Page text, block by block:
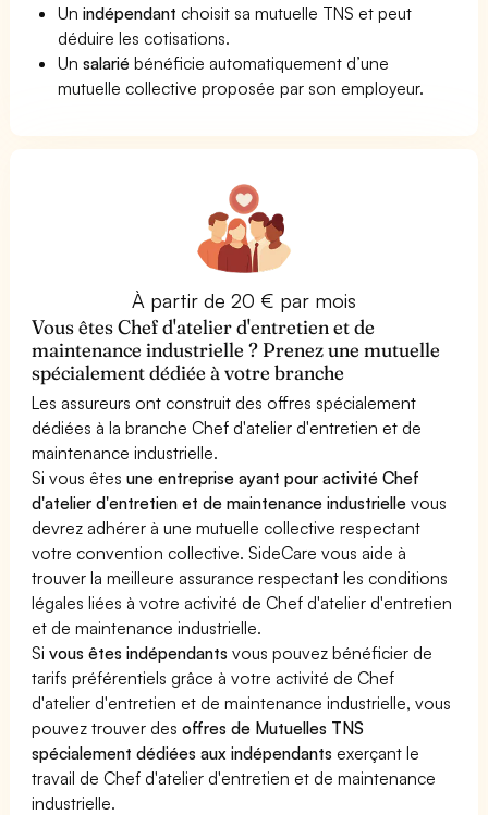
Unindépendant choisit sa mutuelle TNS et peut
déduire les cotisations.
Unsalarié bénéficie automatiquement d’une
mutuelle collective proposée par son employeur.
À partir de 20 € par mois
Vous êtes Chef d'atelier d'entretien et de
maintenance industrielle ? Prenez une mutuelle
spécialement dédiée à votre branche
Les assureurs ont construit des offres spécialement
dédiées à la branche Chef d'atelier d'entretien et de
maintenance industrielle.
Si vous êtesune entreprise ayant pour activité Chef
d'atelier d'entretien et de maintenance industrielle vous
devrez adhérer à une mutuelle collective respectant
votre convention collective. SideCare vous aide à
trouver la meilleure assurance respectant les conditions
légales liées à votre activité de Chef d'atelier d'entretien
et de maintenance industrielle.
Sivous êtes indépendants vous pouvez bénéficier de
tarifs préférentiels grâce à votre activité de Chef
d'atelier d'entretien et de maintenance industrielle, vous
pouvez trouver desoffres de Mutuelles TNS
spécialement dédiées aux indépendants exerçant le
travail de Chef d'atelier d'entretien et de maintenance
industrielle.